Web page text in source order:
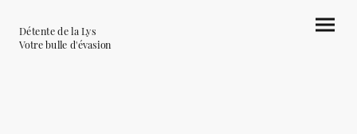
Détente de la Lys
Votre bulle d'évasion